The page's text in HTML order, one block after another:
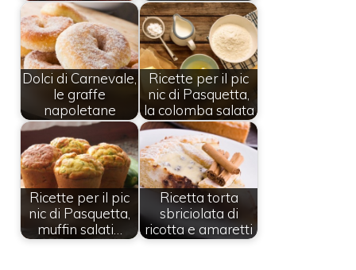
Dolci di Carnevale,
le graffe
napoletane
Ricette per il pic
nic di Pasquetta,
la colomba salata
Ricette per il pic
nic di Pasquetta,
muffin salati…
Ricetta torta
sbriciolata di
ricotta e amaretti